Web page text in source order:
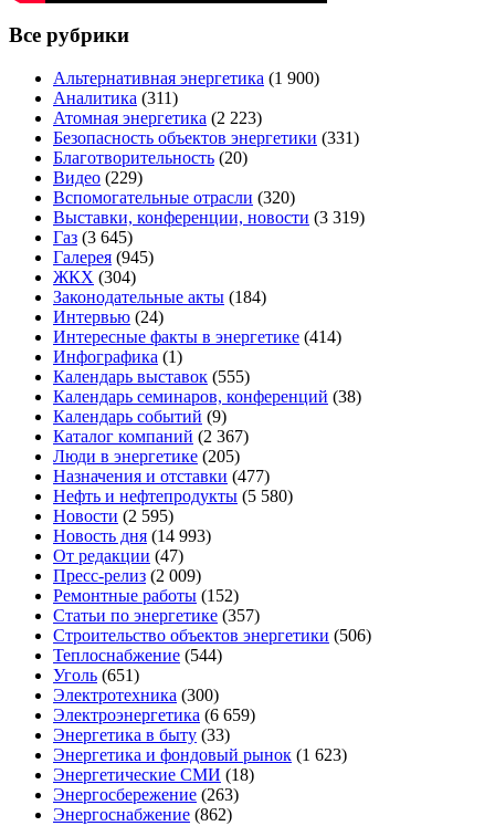
Все рубрики
Альтернативная энергетика (1 900)
Аналитика (311)
Атомная энергетика (2 223)
Безопасность объектов энергетики (331)
Благотворительность (20)
Видео (229)
Вспомогательные отрасли (320)
Выставки, конференции, новости (3 319)
Газ (3 645)
Галерея (945)
ЖКХ (304)
Законодательные акты (184)
Интервью (24)
Интересные факты в энергетике (414)
Инфографика (1)
Календарь выставок (555)
Календарь семинаров, конференций (38)
Календарь событий (9)
Каталог компаний (2 367)
Люди в энергетике (205)
Назначения и отставки (477)
Нефть и нефтепродукты (5 580)
Новости (2 595)
Новость дня (14 993)
От редакции (47)
Пресс-релиз (2 009)
Ремонтные работы (152)
Статьи по энергетике (357)
Строительство объектов энергетики (506)
Теплоснабжение (544)
Уголь (651)
Электротехника (300)
Электроэнергетика (6 659)
Энергетика в быту (33)
Энергетика и фондовый рынок (1 623)
Энергетические СМИ (18)
Энергосбережение (263)
Энергоснабжение (862)